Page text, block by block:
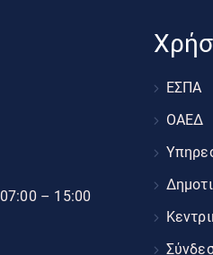
– 15:00
ΕΣΠΑ
ΟΑΕΔ